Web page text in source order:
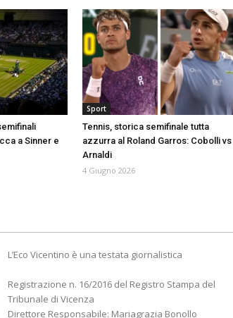
a Sinner e
Sport
Tennis, storica semifinale tutta
azzurra al Roland Garros: Cobolli vs
Arnaldi
4 Giugno 2026
L’Eco Vicentino è una testata giornalistica
Registrazione n. 16/2016 del Registro Stampa del
Tribunale di Vicenza
Direttore Responsabile: Mariagrazia Bonollo